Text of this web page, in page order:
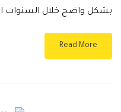
بشكل واضح خلال السنوات
Read More